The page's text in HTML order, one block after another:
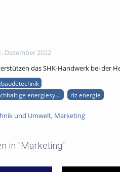
Dezember 2022
das SHK-Handwerk bei der
energiesystemeriz energie
und Umwelt, Marketing
in "Marketing"